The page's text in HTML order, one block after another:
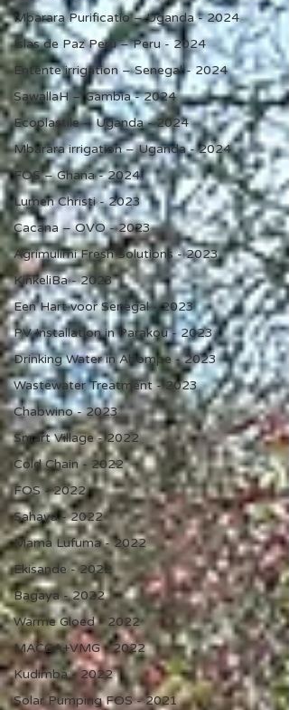
Mbarara Purificatio – Uganda - 2024
Islas de Paz Perú – Peru - 2024
Entente irrigation – Senegal - 2024
SawallaH – Gambia - 2024
Ecoplastile – Uganda - 2024
Mbarara irrigation – Uganda - 2024
FOS – Ghana - 2024
Lumen Christi - 2023
Cacana – OVO - 2023
Agrimulimi Fresh Solutions - 2023
KinkeliBa - 2023
Een Hart voor Senegal - 2023
PV Installation in Parakou - 2023
Drinking Water in Abompe - 2023
Wastewater Treatment - 2023
Chabwino - 2023
Smart Village - 2022
Cold Chain - 2022
FOS - 2022
Sahaya - 2022
Mama Lufuma - 2022
Ekisande - 2022
Bagaya - 2022
Warme Gloed - 2022
MACCA+VMG - 2022
Kudimba - 2022
Solar Pumping FOS - 2021